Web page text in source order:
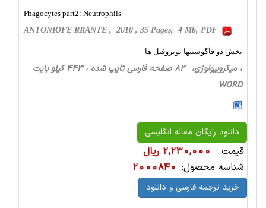
Phagocytes part2: Neutrophils
ANTONIOFE RRANTE , 2010 , 35 Pages, 4 Mb, PDF
بخش دو فاگوسیتها نوتروفیل ها
، میکروبیولوژی، 83 صفحه فارسی تایپ شده ، 443 کیلو بایت
WORD
دانلود رایگان مقاله انگلیسی
قیمت : 2,230,000 ریال
شناسه محصول: 2000840
خرید ترجمه فارسی و دانلود